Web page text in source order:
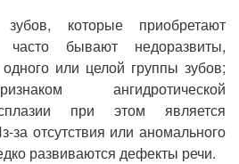
которые приобретают
бывают недоразвиты,
или целой группы зубов;
ангидротической
при этом является
за отсутствия или аномального
развиваются дефекты речи.